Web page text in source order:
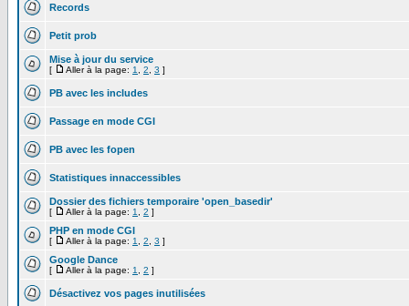
Records
Petit prob
Mise à jour du service
[ Aller à la page: 1 2 3 ]
PB avec les includes
Passage en mode CGI
PB avec les fopen
Statistiques innaccessibles
Dossier des fichiers temporaire 'open_basedir'
[ Aller à la page: 1 2 ]
PHP en mode CGI
[ Aller à la page: 1 2 3 ]
Google Dance
[ Aller à la page: 1 2 ]
Désactivez vos pages inutilisées